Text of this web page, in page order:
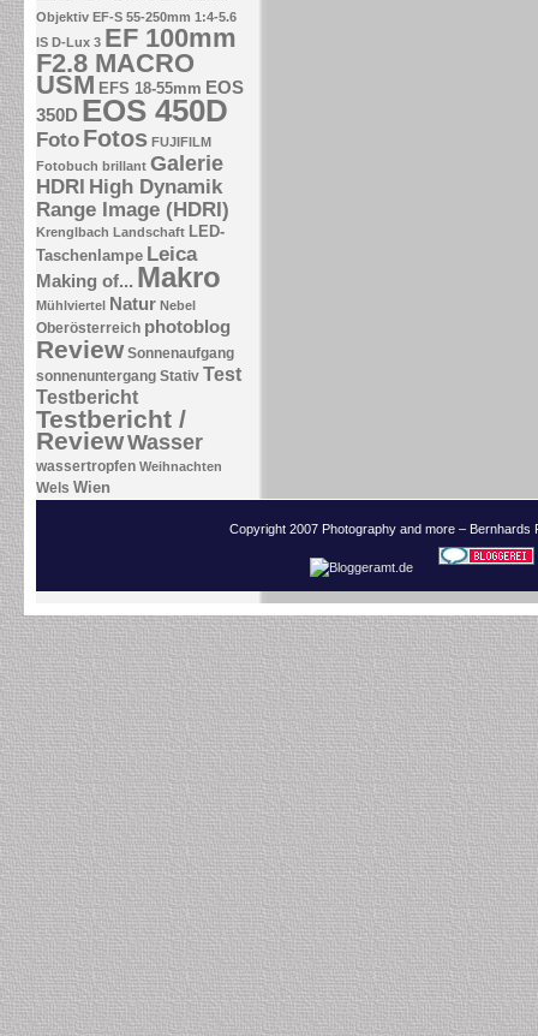
Objektiv EF-S 55-250mm 1:4-5.6
IS D-Lux 3 EF 100mm
F2.8 MACRO
USM EFS 18-55mm EOS
350D EOS 450D
Foto Fotos FUJIFILM
Fotobuch brillant Galerie
HDRI High Dynamik
Range Image (HDRI)
Krenglbach Landschaft LED-
Taschenlampe Leica
Making of... Makro
Mühlviertel Natur Nebel
Oberösterreich photoblog
Review Sonnenaufgang
sonnenuntergang Stativ Test
Testbericht
Testbericht /
ReviewWasser
wassertropfen Weihnachten
Wels Wien
Copyright 2007 Photography and more –